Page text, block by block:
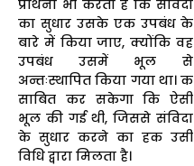
प्रार्थना भी करता है कि संविदा
का सुधार उसके एक उपबंध के
बारे में किया जाए, क्योंकि वह
उपबंध उसमें भूल से
अन्तःस्थापित किया गया था। क
साबित कर सकेगा कि ऐसी
भूल की गई थी, जिससे संविदा
के सुधार करने का हक उसी
विधि द्वारा मिलता है।